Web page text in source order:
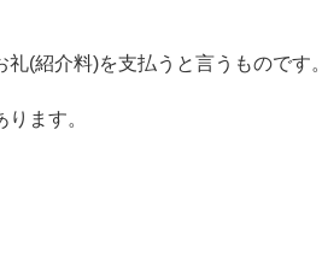
(紹介料)を支払うと言うものです。
ます。